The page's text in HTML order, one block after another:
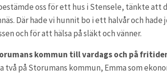
oss för ett hus i Stensele, tänkte
Där hade vi hunnit bo i ett halvår och
och för att hälsa på släkt och vänner.
kommun till vardags och på
två på Storumans kommun, Emma som